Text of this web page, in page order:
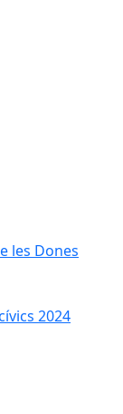
les Dones
2024